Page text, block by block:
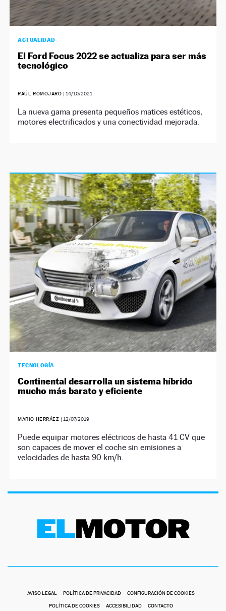
ACTUALIDAD
El Ford Focus 2022 se actualiza para ser más
tecnológico
RAÚL ROMOJARO | 14/10/2021
La nueva gama presenta pequeños matices estéticos,
motores electrificados y una conectividad mejorada.
TECNOLOGÍA
Continental desarrolla un sistema híbrido
mucho más barato y eficiente
MARIO HERRÁEZ | 12/07/2019
Puede equipar motores eléctricos de hasta 41 CV que
son capaces de mover el coche sin emisiones a
velocidades de hasta 90 km/h.
AVISO LEGAL POLÍTICA DE PRIVACIDAD CONFIGURACIÓN DE COOKIES
POLÍTICA DE COOKIES ACCESIBILIDAD CONTACTO